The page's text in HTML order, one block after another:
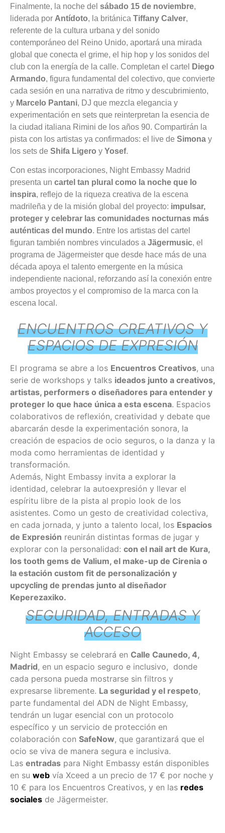
Finalmente, la noche del sábado 15 de noviembre,
liderada por Antídoto, la británica Tiffany Calver,
referente de la cultura urbana y del sonido
contemporáneo del Reino Unido, aportará una mirada
global que conecta el grime, el hip hop y los sonidos del
club con la energía de la calle. Completan el cartel
Diego
Armando, figura fundamental del colectivo, que convierte
cada sesión en una narrativa de ritmo y descubrimiento,
y Marcelo Pantani, DJ que mezcla elegancia y
experimentación en sets que reinterpretan la esencia de
la ciudad italiana Rimini de los años 90. Compartirán la
pista con los artistas ya confirmados: el live de Simona y
los sets de Shifa Ligero y Yosef.
Con estas incorporaciones, Night Embassy Madrid
presenta un cartel tan plural como la noche que lo
inspira, reflejo de la riqueza creativa de la escena
madrileña y de la misión global del proyecto: impulsar,
proteger y celebrar las comunidades nocturnas más
auténticas del mundo. Entre los artistas del cartel
figuran también nombres vinculados a Jägermusic, el
programa de Jägermeister que desde hace más de una
década apoya el talento emergente en la música
independiente nacional, reforzando así la conexión entre
ambos proyectos y el compromiso de la marca con la
escena local.
ENCUENTROS CREATIVOS Y
ESPACIOS DE EXPRESIÓN
El programa se abre a los Encuentros Creativos, una
serie de workshops y talks ideados junto a creativos,
artistas, performers o diseñadores para entender y
proteger lo que hace única a esta escena. Espacios
colaborativos de reflexión, creatividad y debate que
abarcarán desde la experimentación sonora, la
creación de espacios de ocio seguros, o la danza y la
moda como herramientas de identidad y
transformación.
Además, Night Embassy invita a explorar la
identidad, celebrar la autoexpresión y llevar el
espíritu libre de la pista al propio look de los
asistentes. Como un gesto de creatividad colectiva,
en cada jornada, y junto a talento local, los Espacios
de Expresión reunirán distintas formas de jugar y
explorar con la personalidad: con el nail art de Kura,
los tooth gems de Valium, el make-up de Cirenia o
la estación custom fit de personalización y
upcycling de prendas junto al diseñador
Keperezaxiko.
SEGURIDAD, ENTRADAS Y
ACCESO
Night Embassy se celebrará en Calle Caunedo, 4,
Madrid, en un espacio seguro e inclusivo, donde
cada persona pueda mostrarse sin filtros y
expresarse libremente. La seguridad y el respeto,
parte fundamental del ADN de Night Embassy,
tendrán un lugar esencial con un protocolo
específico y un servicio de protección en
colaboración con SafeNow, que garantizará que el
ocio se viva de manera segura e inclusiva.
Las entradas para Night Embassy están disponibles
en su web vía Xceed a un precio de 17 € por noche y
10 € para los Encuentros Creativos, y en las redes
sociales de Jägermeister.